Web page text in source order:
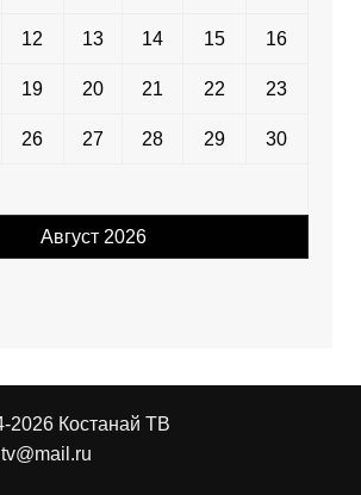
Август 2026
12 13 14 15 16
19 20 21 22 23
26 27 28 29 30
2026 Костанай ТВ